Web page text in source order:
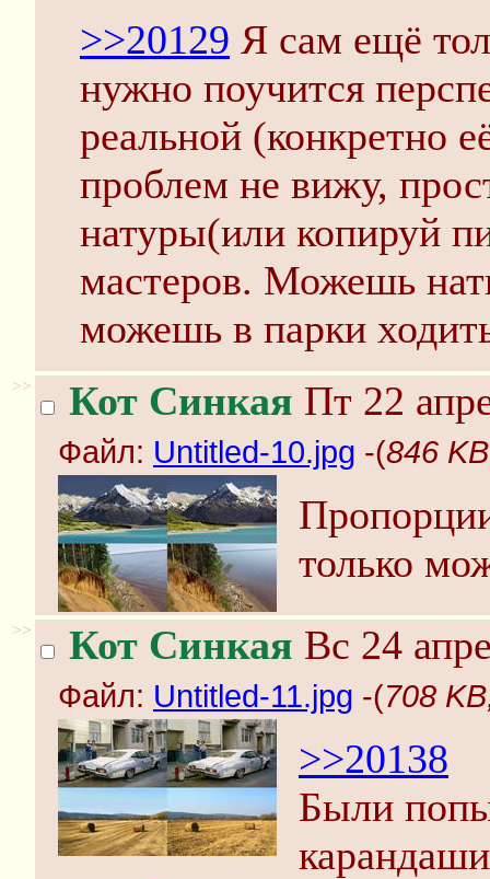
>>20129 Я сам ещё
нужно поучится
реальной (конкретно
проблем не вижу,
натуры(или копируй
мастеров. Можешь
можешь в парки
>> Кот Синкая Пт 22
Файл: Untitled-10.jpg -(846
только
>> Кот Синкая Вс 24
Файл: Untitled-11.jpg -(708
>>20138
Были